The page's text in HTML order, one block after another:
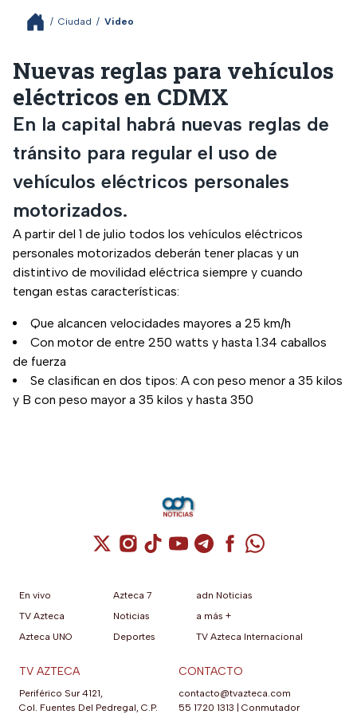
/ Ciudad / Video
Nuevas reglas para vehículos
eléctricos en CDMX
En la capital habrá nuevas reglas de
tránsito para regular el uso de
vehículos eléctricos personales
motorizados.
A partir del 1 de julio todos los vehículos eléctricos
personales motorizados deberán tener placas y un
distintivo de movilidad eléctrica siempre y cuando
tengan estas características:
Que alcancen velocidades mayores a 25 km/h
Con motor de entre 250 watts y hasta 1.34 caballos
de fuerza
Se clasifican en dos tipos: A con peso menor a 35 kilos
y B con peso mayor a 35 kilos y hasta 350
Cuenta de X / Twitter (se abre en una
Cuenta de Instagram (se abre en una
Cuenta de TikTok (se abre en
Cuenta de YouTube (se abre
Cuenta de Telegram (se
Cuenta de
Cuenta de
En vivo
TV Azteca
Azteca UNO
Azteca 7
Noticias
Deportes
adn Noticias
a más +
TV Azteca Internacional
TV AZTECA
Periférico Sur 4121,
Col. Fuentes Del Pedregal, C.P.
CONTACTO
contacto@tvazteca.com
55 1720 1313 | Conmutador